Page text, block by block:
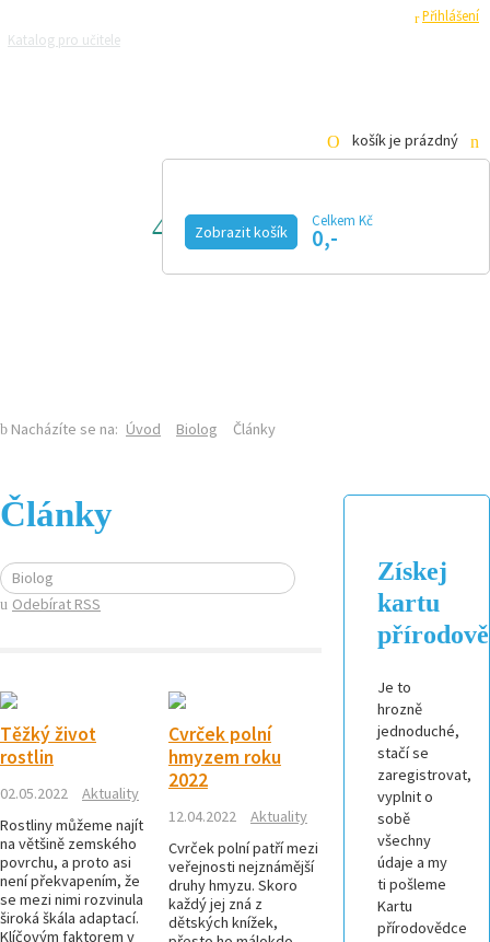
Přihlášení
Katalog pro učitele
košík je prázdný
Zobrazit košík
Celkem Kč
0,-
BIOLOG
Nacházíte se na: Úvod Biolog Články
Články
Biolog
Odebírat RSS
Těžký život
rostlin
02.05.2022
Aktuality
Rostliny můžeme najít
na většině zemského
povrchu, a proto asi
není překvapením, že
se mezi nimi rozvinula
široká škála adaptací.
Klíčovým faktorem v
Cvrček polní
hmyzem roku
2022
12.04.2022
Aktuality
Cvrček polní patří mezi
veřejnosti nejznámější
druhy hmyzu. Skoro
každý jej zná z
dětských knížek,
Získej
kartu
Je to
hrozně
jednoduché,
stačí se
zaregistrovat,
vyplnit o
sobě
všechny
údaje a my
ti pošleme
Kartu
přírodovědce